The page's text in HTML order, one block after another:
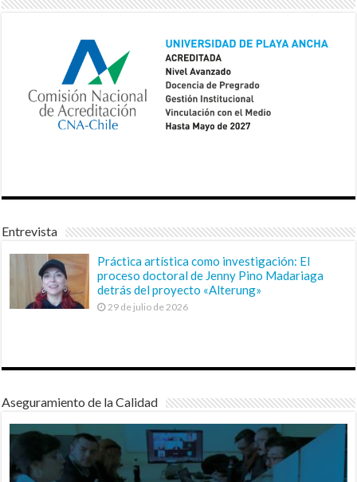
Entrevista
Práctica artística como investigación: El
proceso doctoral de Jenny Pino Madariaga
detrás del proyecto «Alterung»
29 de julio de 2026
Aseguramiento de la Calidad